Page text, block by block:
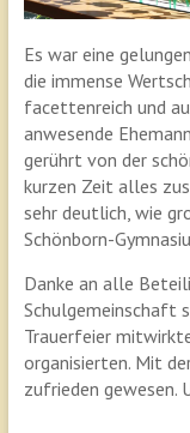
Es war eine
die immense
facettenreich und
anwesende
gerührt von der
kurzen Zeit alles
sehr deutlich, wie
Schönborn-
Danke an alle
Schulgemeinschaft
Trauerfeier
organisierten. Mit
zufrieden gewesen.